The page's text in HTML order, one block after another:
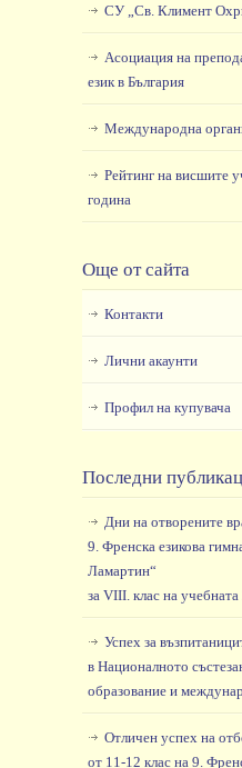
СУ „Св. Климент
Асоциация на
език в България
Международна
Рейтинг на висшите
година
Още от сайта
Контакти
Лични акаунти
Профил на купувача
Последни
Дни на отворените
9. Френска езикова
Ламартин“
за VIII. клас на
Успех за
в Националното
образование и
Отличен успех на
от 11-12 клас на 9.